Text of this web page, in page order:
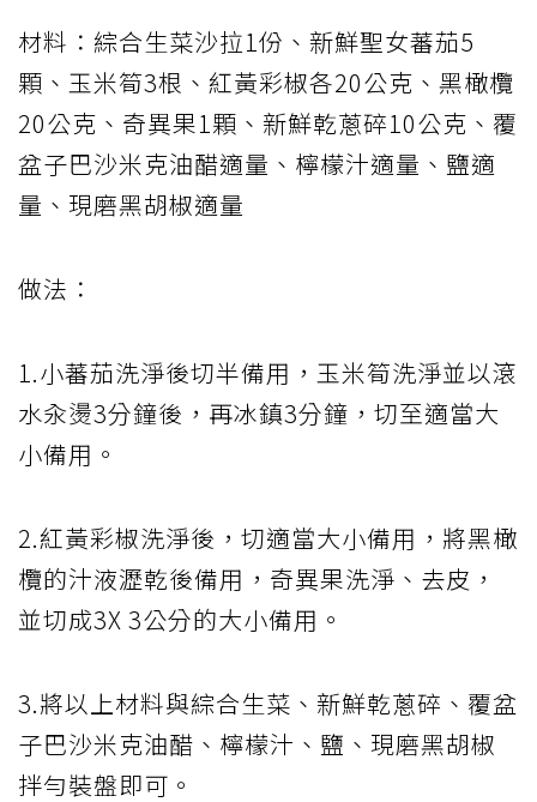
材料：綜合生菜沙拉1份、新鮮聖女蕃茄5
顆、玉米筍3根、紅黃彩椒各20公克、黑橄欖
20公克、奇異果1顆、新鮮乾蔥碎10公克、覆
盆子巴沙米克油醋適量、檸檬汁適量、鹽適
量、現磨黑胡椒適量
做法：
1.小蕃茄洗淨後切半備用，玉米筍洗淨並以滾
水汆燙3分鐘後，再冰鎮3分鐘，切至適當大
小備用。
2.紅黃彩椒洗淨後，切適當大小備用，將黑橄
欖的汁液瀝乾後備用，奇異果洗淨、去皮，
並切成3X 3公分的大小備用。
3.將以上材料與綜合生菜、新鮮乾蔥碎、覆盆
子巴沙米克油醋、檸檬汁、鹽、現磨黑胡椒
拌勻裝盤即可。